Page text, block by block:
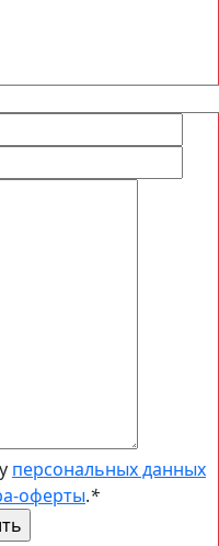
персональных данных
оферты.*